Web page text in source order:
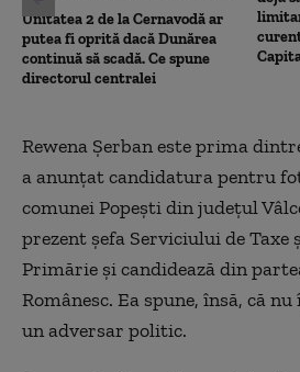
Unitatea 2 de la Cernavodă ar
putea fi oprită dacă Dunărea
continuă să scadă. Ce spune
directorul centralei
Rewena Şerban este prima
a anunţat candidatura pentru
comunei Popeşti din judeţul
prezent şefa Serviciului de Taxe
Primărie şi candidează din
Românesc. Ea spune, însă, că
un adversar politic.